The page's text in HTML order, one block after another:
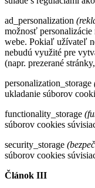
ad_personalization
možnosť
webe. Pokiaľ užívateľ
nebudú využité pre
(napr. prezerané
personalization_storage
ukladanie súborov
functionality_storage
súborov cookies
security_storage
súborov cookies
Článok III